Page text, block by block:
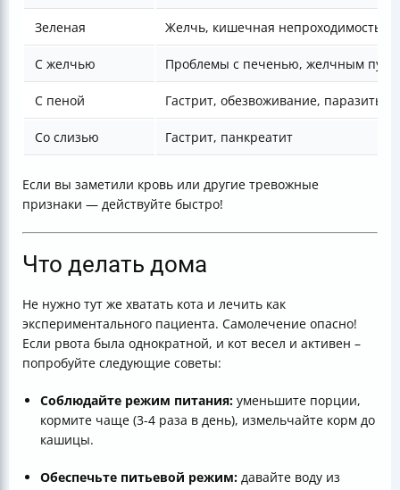
Зеленая Желчь, кишечная непроходимость
С желчью Проблемы с печенью, желчным
С пеной Гастрит, обезвоживание, паразиты
Со слизью Гастрит, панкреатит
Если вы заметили кровь или другие тревожные
признаки — действуйте быстро!
Что делать дома
Не нужно тут же хватать кота и лечить как
экспериментального пациента. Самолечение опасно!
Если рвота была однократной, и кот весел и активен –
попробуйте следующие советы:
Соблюдайте режим питания: уменьшите порции,
кормите чаще (3-4 раза в день), измельчайте корм до
кашицы.
Обеспечьте питьевой режим: давайте воду из